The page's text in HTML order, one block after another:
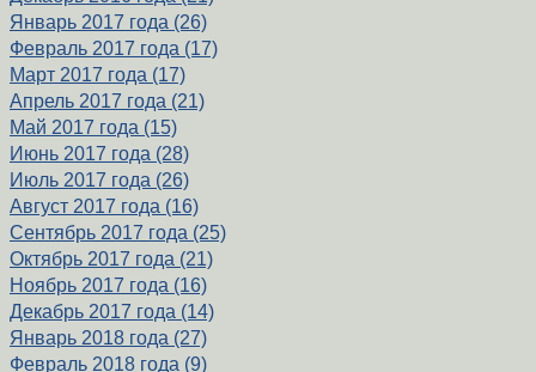
Январь 2017 года (26)
Февраль 2017 года (17)
Март 2017 года (17)
Апрель 2017 года (21)
Май 2017 года (15)
Июнь 2017 года (28)
Июль 2017 года (26)
Август 2017 года (16)
Сентябрь 2017 года (25)
Октябрь 2017 года (21)
Ноябрь 2017 года (16)
Декабрь 2017 года (14)
Январь 2018 года (27)
Февраль 2018 года (9)